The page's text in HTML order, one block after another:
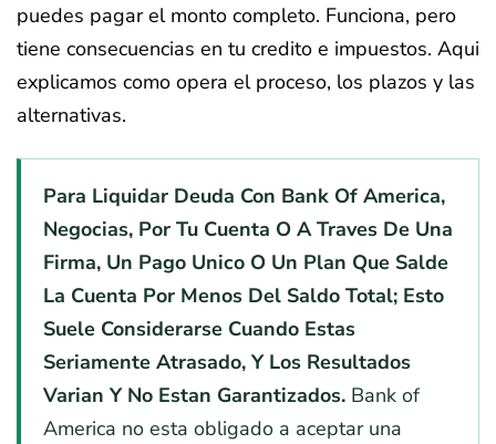
puedes pagar el monto completo. Funciona, pero
tiene consecuencias en tu credito e impuestos. Aqui
explicamos como opera el proceso, los plazos y las
alternativas.
Para Liquidar Deuda Con Bank Of America,
Negocias, Por Tu Cuenta O A Traves De Una
Firma, Un Pago Unico O Un Plan Que Salde
La Cuenta Por Menos Del Saldo Total; Esto
Suele Considerarse Cuando Estas
Seriamente Atrasado, Y Los Resultados
Varian Y No Estan Garantizados. Bank of
America no esta obligado a aceptar una